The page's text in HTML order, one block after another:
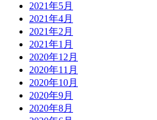
2021年5月
2021年4月
2021年2月
2021年1月
2020年12月
2020年11月
2020年10月
2020年9月
2020年8月